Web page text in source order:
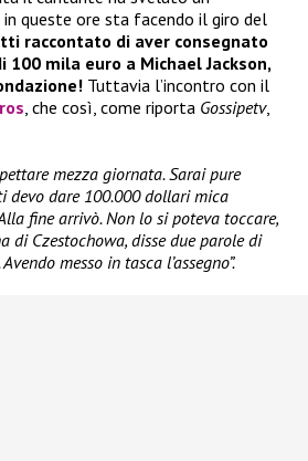
queste ore sta facendo il giro del
raccontato di aver consegnato
100 mila euro a Michael Jackson,
Tuttavia l’incontro con il
, che così, come riporta Gossipetv,
mezza giornata. Sarai pure
devo dare 100.000 dollari mica
fine arrivò. Non lo si poteva toccare,
di Czestochowa, disse due parole di
messo in tasca l’assegno”.